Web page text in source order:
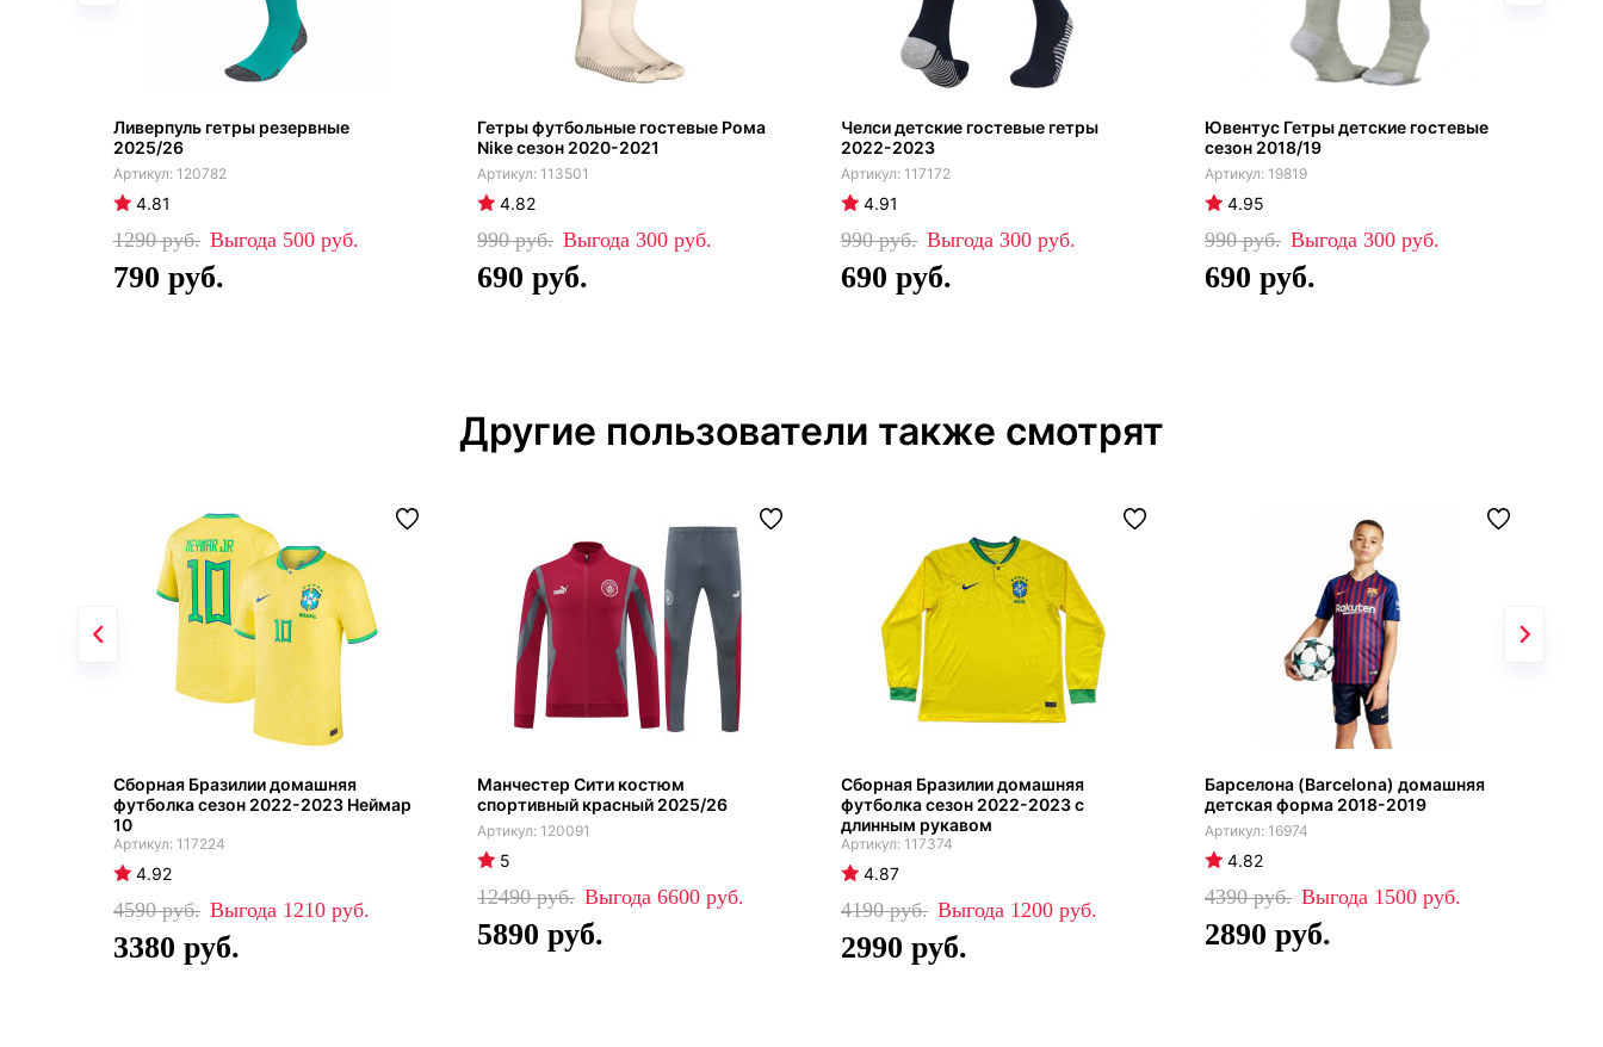
Ливерпуль гетры резервные
2025/26
120782
4.81
1290 500
790
Гетры футбольные гостевые Рома
Nike сезон 2020-2021
113501
4.82
990 300
690
Челси детские гостевые гетры
2022-2023
117172
4.91
990 300
690
Ювентус Гетры детские гостевые
сезон 2018/19
19819
4.95
990 300
690
Другие пользователи также смотрят
Сборная Бразилии домашняя
футболка сезон 2022-2023 Неймар
10
117224
4.92
4590 1210
3380
Манчестер Сити костюм
спортивный красный 2025/26
120091
5
12490 6600
5890
Сборная Бразилии домашняя
футболка сезон 2022-2023 с
длинным рукавом
117374
4.87
4190 1200
2990
Барселона (Barcelona) домашняя
детская форма 2018-2019
16974
4.82
4390 1500
2890